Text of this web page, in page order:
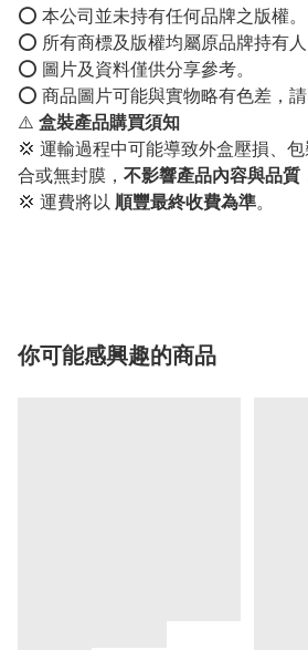
⭕️ 本公司並未持有任何品牌之版權。
⭕️ 所有商標及版權均屬原品牌持有人
⭕️ 圖片及資料僅供分享參考。
⭕️ 商品圖片可能與實物略有色差，請
⚠️ 盒裝產品購買須知
💢 運輸過程中可能導致外盒壓損、
合或無封膜， 不影響產品內容與品質
💢 運費將以 順豐最終收費為準。
你可能感興趣的商品